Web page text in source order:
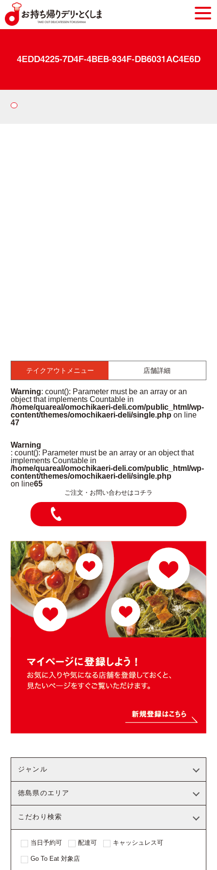
4EDD4225-7D4F-4BEB-934F-DB6031AC4E6D
テイクアウトメニュー 店舗詳細
Warning: count(): Parameter must be an array or an
object that implements Countable in
/home/quareal/omochikaeri-deli.com/public_html/wp-
content/themes/omochikaeri-deli/single.php on line
47
Warning
: count(): Parameter must be an array or an object that
implements Countable in
/home/quareal/omochikaeri-deli.com/public_html/wp-
content/themes/omochikaeri-deli/single.php
on line65
ご注文・お問い合わせはコチラ
ジャンル
徳島県のエリア
こだわり検索
当日予約可 配達可 キャッシュレス可
Go To Eat 対象店